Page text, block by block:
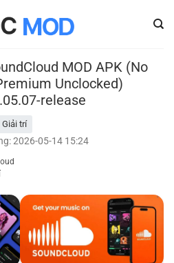
MOD APK (No
Unclocked)
release
Giải trí
2026-05-14 15:24